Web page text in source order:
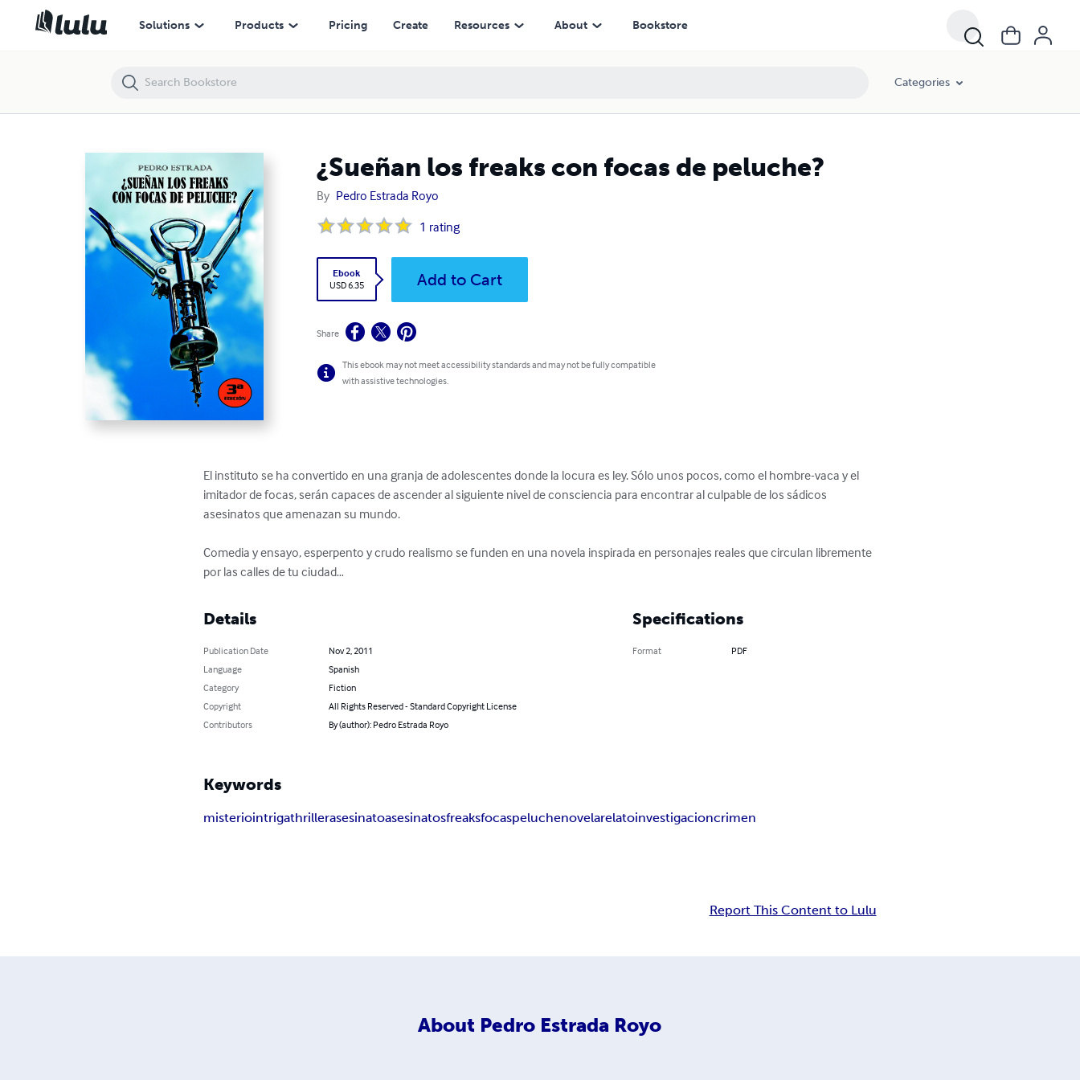
Solutions Products Pricing Create Resources About Bookstore
Categories
¿Sueñan los freaks con focas de peluche?
By Pedro Estrada Royo
1 rating
Ebook
USD 6.35
Add to Cart
Share
This ebook may not meet accessibility standards and may not be fully compatible
with assistive technologies.
El instituto se ha convertido en una granja de adolescentes donde la locura es ley. Sólo unos pocos, como el hombre-vaca y el
imitador de focas, serán capaces de ascender al siguiente nivel de consciencia para encontrar al culpable de los sádicos
asesinatos que amenazan su mundo.
Comedia y ensayo, esperpento y crudo realismo se funden en una novela inspirada en personajes reales que circulan libremente
por las calles de tu ciudad…
Details
Publication Date
Nov 2, 2011
Language
Spanish
Category
Fiction
Copyright
All Rights Reserved - Standard Copyright License
Contributors
By (author): Pedro Estrada Royo
Specifications
Format PDF
Keywords
misteriointrigathrillerasesinatoasesinatosfreaksfocaspeluchenovelarelatoinvestigacioncrimen
Report This Content to Lulu
About Pedro Estrada Royo
¿Sueñan los freaks con focas de peluche?